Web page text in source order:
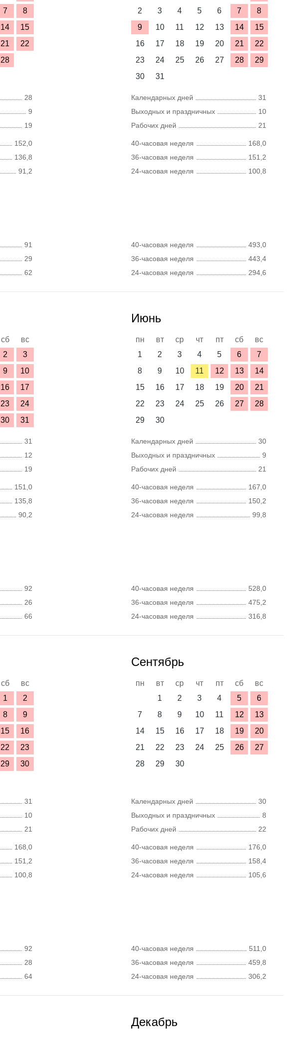
7
8
14
15
21
22
28
28
9
19
152,0
136,8
91,2
2
3 4 5 6 7
8
9
10 11 12 13 14
15
16
17 18 19 20 21
22
23
24 25 26 27 28
29
30
31
Календарных дней
31
Выходных и праздничных
10
Рабочих дней
21
40-часовая неделя
168,0
36-часовая неделя
151,2
24-часовая неделя
100,8
91
29
62
40-часовая неделя
493,0
36-часовая неделя
443,4
24-часовая неделя
294,6
сб
вс
2
3
9
10
16
17
23
24
30 31
31
12
19
151,0
135,8
90,2
Июнь
пн вт ср чт пт сб
вс
1
2 3 4 5 6
7
8
9 10 11 12 13
14
15
16 17 18 19 20
21
22
23 24 25 26 27
28
29
30
Календарных дней
30
Выходных и праздничных
9
Рабочих дней
21
40-часовая неделя
167,0
36-часовая неделя
150,2
24-часовая неделя
99,8
92
26
66
40-часовая неделя
528,0
36-часовая неделя
475,2
24-часовая неделя
316,8
сб
вс
1
2
8
9
15
16
22
23
29
30
31
10
21
168,0
151,2
100,8
Сентябрь
пн вт ср чт пт сб
вс
1
2 3 4 5
6
7
8 9 10 11 12
13
14
15 16 17 18 19
20
21
22 23 24 25 26
27
28
29 30
Календарных дней
30
Выходных и праздничных
8
Рабочих дней
22
40-часовая неделя
176,0
36-часовая неделя
158,4
24-часовая неделя
105,6
92
28
64
40-часовая неделя
511,0
36-часовая неделя
459,8
24-часовая неделя
306,2
Декабрь